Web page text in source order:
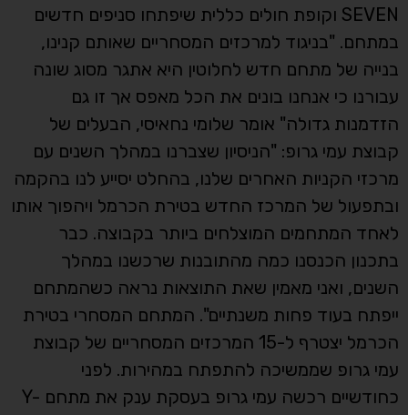
SEVEN וקופת חולים כללית שיפתחו סניפים חדשים
במתחם. "בניגוד למרכזים המסחריים שאותם קנינו,
בנייה של מתחם חדש לחלוטין היא אתגר מסוג שונה
עבורנו כי אנחנו בונים את הכל מאפס אך זו גם
הזדמנות גדולה" אומר שלומי נחאיסי, הבעלים של
קבוצת עמי גרופ: "הניסיון שצברנו במהלך השנים עם
מרכזי הקניות האחרים שלנו, בהחלט יסייע לנו בהקמה
ובתפעול של המרכז החדש בטירת הכרמל ויהפוך אותו
לאחד המתחמים המוצלחים ביותר בקבוצה. כבר
בתכנון הכנסנו כמה מהתובנות שרכשנו במהלך
השנים, ואני מאמין שאת התוצאות נראה כשהמתחם
ייפתח בעוד פחות משנתיים". המתחם המסחרי בטירת
הכרמל יצטרף ל-15 המרכזים המסחריים של קבוצת
עמי גרופ שממשיכה להתפתח במהירות. לפני
כחודשיים רכשה עמי גרופ בעסקת ענק את מתחם Y-